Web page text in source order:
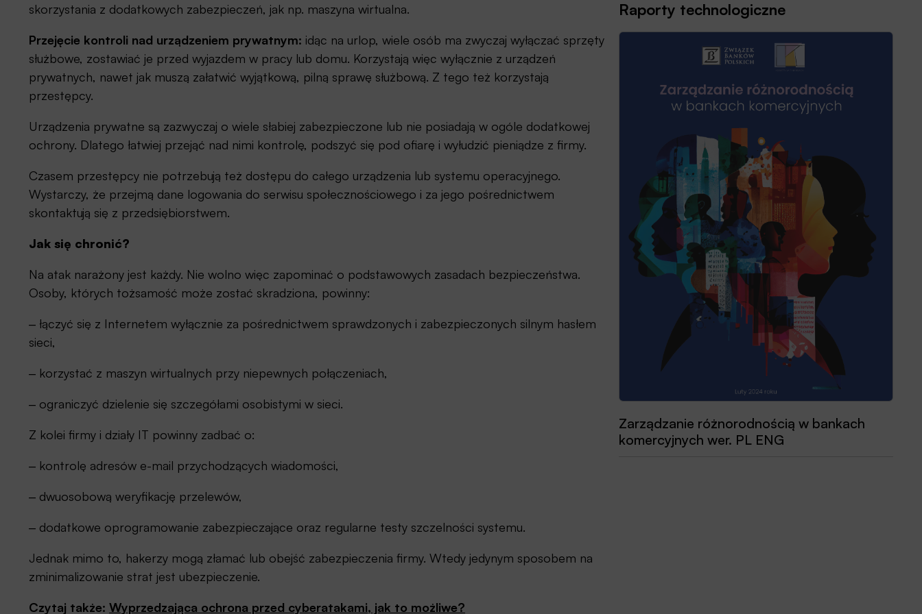
skorzystania z dodatkowych zabezpieczeń, jak np. maszyna wirtualna.
Przejęcie kontroli nad urządzeniem prywatnym: idąc na urlop, wiele osób ma zwyczaj wyłączać sprzęty
służbowe, zostawiać je przed wyjazdem w pracy lub domu. Korzystają więc wyłącznie z urządzeń
prywatnych, nawet jak muszą załatwić wyjątkową, pilną sprawę służbową. Z tego też korzystają
przestępcy.
Urządzenia prywatne są zazwyczaj o wiele słabiej zabezpieczone lub nie posiadają w ogóle dodatkowej
ochrony. Dlatego łatwiej przejąć nad nimi kontrolę, podszyć się pod ofiarę i wyłudzić pieniądze z firmy.
Czasem przestępcy nie potrzebują też dostępu do całego urządzenia lub systemu operacyjnego.
Wystarczy, że przejmą dane logowania do serwisu społecznościowego i za jego pośrednictwem
skontaktują się z przedsiębiorstwem.
Jak się chronić?
Na atak narażony jest każdy. Nie wolno więc zapominać o podstawowych zasadach bezpieczeństwa.
Osoby, których tożsamość może zostać skradziona, powinny:
‒ łączyć się z Internetem wyłącznie za pośrednictwem sprawdzonych i zabezpieczonych silnym hasłem
sieci,
‒ korzystać z maszyn wirtualnych przy niepewnych połączeniach,
‒ ograniczyć dzielenie się szczegółami osobistymi w sieci.
Z kolei firmy i działy IT powinny zadbać o:
‒ kontrolę adresów e-mail przychodzących wiadomości,
‒ dwuosobową weryfikację przelewów,
‒ dodatkowe oprogramowanie zabezpieczające oraz regularne testy szczelności systemu.
Jednak mimo to, hakerzy mogą złamać lub obejść zabezpieczenia firmy. Wtedy jedynym sposobem na
zminimalizowanie strat jest ubezpieczenie.
Czytaj także: Wyprzedzająca ochrona przed cyberatakami, jak to możliwe?
Raporty technologiczne
Przewodnik dobrych praktyk 2025